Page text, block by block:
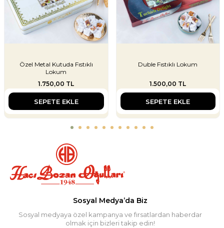
Özel Metal Kutuda Fıstıklı
Lokum
1.750,00 TL
SEPETE EKLE
Duble Fıstıklı Lokum
1.500,00 TL
SEPETE EKLE
Sosyal Medya’da Biz
Sosyal medyaya özel kampanya ve fırsatlardan haberdar
olmak için bizleri takip edin!